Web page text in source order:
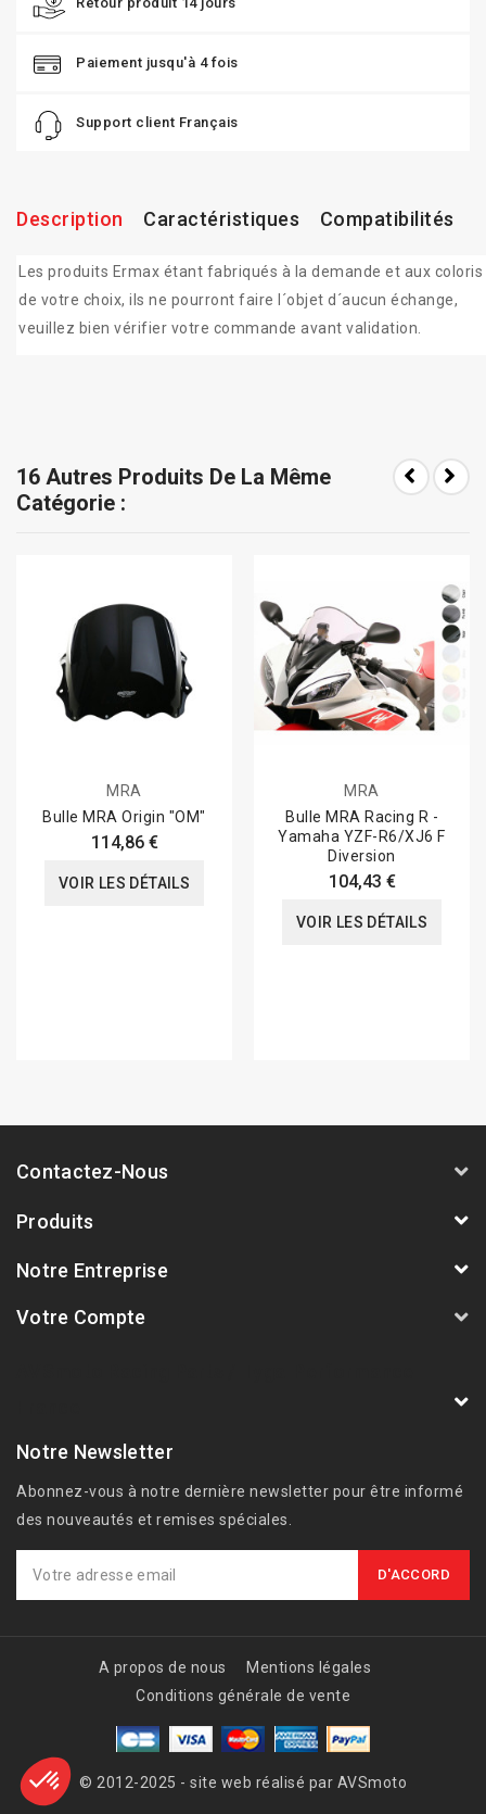
Paiement jusqu'à 4 fois
Support client Français
Description Caractéristiques Compatibilités
Les produits Ermax étant fabriqués à la demande et aux coloris
de votre choix, ils ne pourront faire l´objet d´aucun échange,
veuillez bien vérifier votre commande avant validation.
16 Autres Produits De La Même
Catégorie :
MRA
Bulle MRA Origin "OM"
114,86 €
VOIR LES DÉTAILS
MRA
Bulle MRA Racing R -
Yamaha YZF-R6/XJ6 F
Diversion
104,43 €
VOIR LES DÉTAILS
Contactez-Nous
Produits
Notre Entreprise
Votre Compte
Notre Newsletter
Abonnez-vous à notre dernière newsletter pour être informé
des nouveautés et remises spéciales.
A propos de nous
Mentions légales
Conditions générale de vente
© 2012-2025 - site web réalisé par AVSmoto